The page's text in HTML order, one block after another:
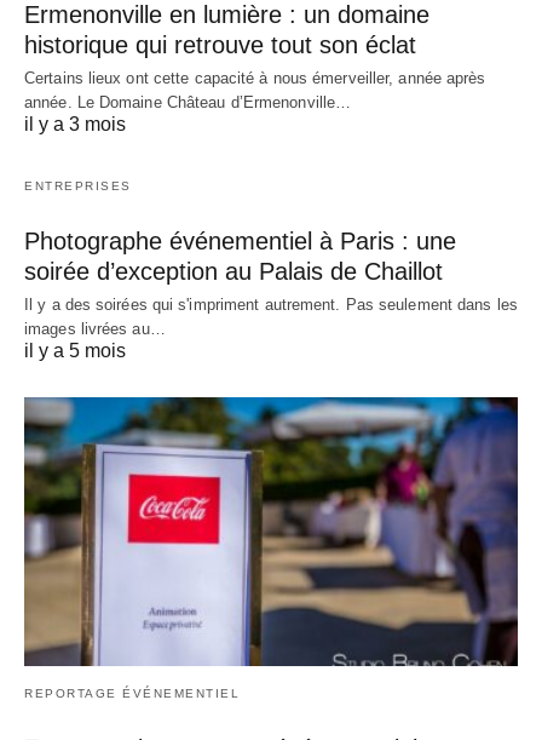
Ermenonville en lumière : un domaine
historique qui retrouve tout son éclat
Certains lieux ont cette capacité à nous émerveiller, année après
année. Le Domaine Château d’Ermenonville…
il y a 3 mois
ENTREPRISES
Photographe événementiel à Paris : une
soirée d’exception au Palais de Chaillot
Il y a des soirées qui s'impriment autrement. Pas seulement dans les
images livrées au…
il y a 5 mois
REPORTAGE ÉVÉNEMENTIEL